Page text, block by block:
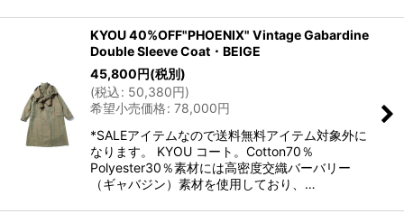
KYOU 40%OFF"PHOENIX" Vintage Gabardine
Double Sleeve Coat・BEIGE
45,800円(税別)
(税込: 50,380円)
希望小売価格: 78,000円
*SALEアイテムなので送料無料アイテム対象外に
なります。 KYOU コート。Cotton70％
Polyester30％素材には高密度交織バーバリー
（ギャバジン）素材を使用しており、…